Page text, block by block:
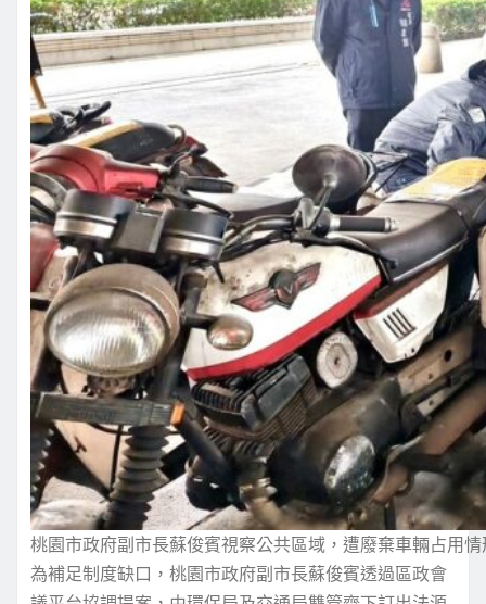
桃園市政府副市長蘇俊賓視察公共區域，遭廢棄車輛占用
為補足制度缺口，桃園市政府副市長蘇俊賓透過區政會